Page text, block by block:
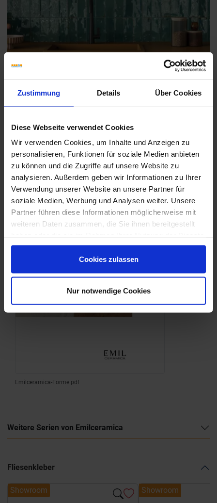
Zustimmung Details Über Cookies
Diese Webseite verwendet Cookies
Wir verwenden Cookies, um Inhalte und Anzeigen zu
personalisieren, Funktionen für soziale Medien anbieten
zu können und die Zugriffe auf unsere Website zu
analysieren. Außerdem geben wir Informationen zu Ihrer
Verwendung unserer Website an unsere Partner für
soziale Medien, Werbung und Analysen weiter. Unsere
Partner führen diese Informationen möglicherweise mit
weiteren Daten zusammen, die Sie ihnen bereitgestellt
gesammelt haben.
Cookies zulassen
Nur notwendige Cookies
Downloads
Emilceramica-Forme.pdf
Weitere Serien von Emilceramica
Fliesenkleber
Showroom Showroom